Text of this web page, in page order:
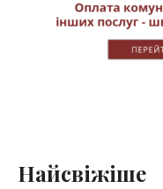
Найсвіжіше